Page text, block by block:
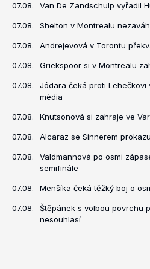
07.08. Van De Zandschulp vyřadil
07.08. Shelton v Montrealu
07.08. Andrejevová v Torontu
07.08. Griekspoor si v Montrealu
07.08.
Jódara čeká proti Lehečkovi
média
07.08. Knutsonová si zahraje ve
07.08. Alcaraz se Sinnerem
07.08.
Valdmannová po osmi
semifinále
07.08. Menšíka čeká těžký boj o
07.08.
Štěpánek s volbou povrchu
nesouhlasí